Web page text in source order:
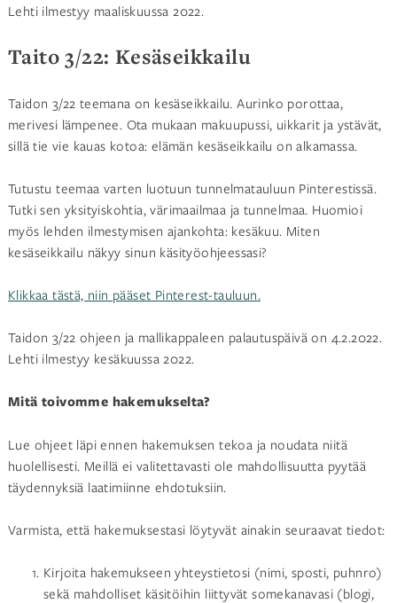
Lehti ilmestyy maaliskuussa 2022.
Taito 3/22: Kesäseikkailu
Taidon 3/22 teemana on kesäseikkailu. Aurinko porottaa,
merivesi lämpenee. Ota mukaan makuupussi, uikkarit ja ystävät,
sillä tie vie kauas kotoa: elämän kesäseikkailu on alkamassa.
Tutustu teemaa varten luotuun tunnelmatauluun Pinterestissä.
Tutki sen yksityiskohtia, värimaailmaa ja tunnelmaa. Huomioi
myös lehden ilmestymisen ajankohta: kesäkuu. Miten
kesäseikkailu näkyy sinun käsityöohjeessasi?
Klikkaa tästä, niin pääset Pinterest-tauluun.
Taidon 3/22 ohjeen ja mallikappaleen palautuspäivä on 4.2.2022.
Lehti ilmestyy kesäkuussa 2022.
Mitä toivomme hakemukselta?
Lue ohjeet läpi ennen hakemuksen tekoa ja noudata niitä
huolellisesti. Meillä ei valitettavasti ole mahdollisuutta pyytää
täydennyksiä laatimiinne ehdotuksiin.
Varmista, että hakemuksestasi löytyvät ainakin seuraavat tiedot:
Kirjoita hakemukseen yhteystietosi (nimi, sposti, puhnro)
sekä mahdolliset käsitöihin liittyvät somekanavasi (blogi,